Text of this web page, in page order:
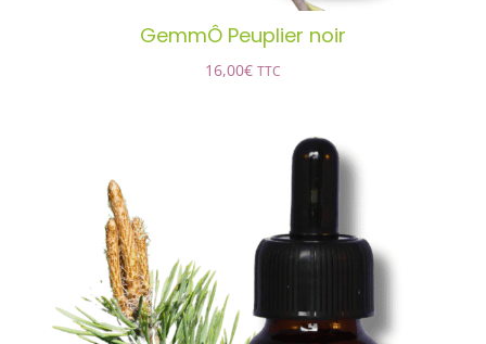
GemmÔ Peuplier noir
16,00€ TTC
GemmÔ Pin sylvestre